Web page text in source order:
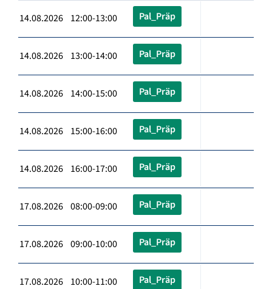
14.08.2026 12:00-13:00 Pal_Präp
14.08.2026 13:00-14:00 Pal_Präp
14.08.2026 14:00-15:00 Pal_Präp
14.08.2026 15:00-16:00 Pal_Präp
14.08.2026 16:00-17:00 Pal_Präp
17.08.2026 08:00-09:00 Pal_Präp
17.08.2026 09:00-10:00 Pal_Präp
17.08.2026 10:00-11:00 Pal_Präp